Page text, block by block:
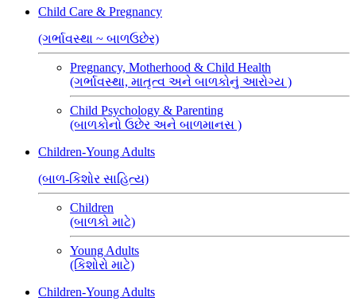
Child Care & Pregnancy
(ગર્ભાવસ્થા ~ બાળઉછેર)
Pregnancy, Motherhood & Child Health
(ગર્ભાવસ્થા, માતૃત્વ અને બાળકોનું આરોગ્ય )
Child Psychology & Parenting
(બાળકોનો ઉછેર અને બાળમાનસ )
Children-Young Adults
(બાળ-કિશોર સાહિત્ય)
Children
(બાળકો માટે)
Young Adults
(કિશોરો માટે)
Children-Young Adults